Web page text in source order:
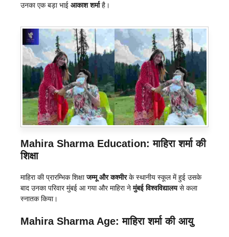
उनका एक बड़ा भाई आकाश शर्माहै।
Mahira Sharma Education: माहिरा शर्मा की
शिक्षा
माहिरा की प्रारम्भिक शिक्षाजम्मू और कश्मीरके स्थानीय स्कूल में हुई उसके
बाद उनका परिवार मुंबई आ गया और माहिरा नेमुंबई विश्वविद्यालयसे कला
स्नातक किया।
Mahira Sharma Age: माहिरा शर्मा की आयु